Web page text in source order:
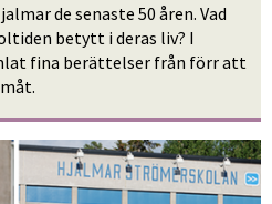
de senaste 50 åren. Vad
betytt i deras liv? I
fina berättelser från förr att